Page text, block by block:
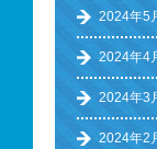
2024年5
2024年4
2024年3
2024年2